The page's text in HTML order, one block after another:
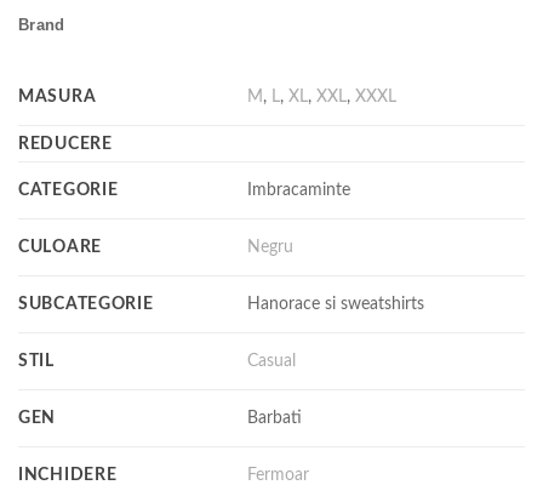
Brand
MASURA M , ,XL ,XXL ,XXXL
REDUCERE
CATEGORIE Imbracaminte
CULOARE Negru
SUBCATEGORIE Hanorace si sweatshirts
STIL Casual
GEN Barbati
INCHIDERE Fermoar